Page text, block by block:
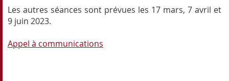
Les autres séances sont prévues les 17 mars, 7 avril et
9 juin 2023.
Appel à communications